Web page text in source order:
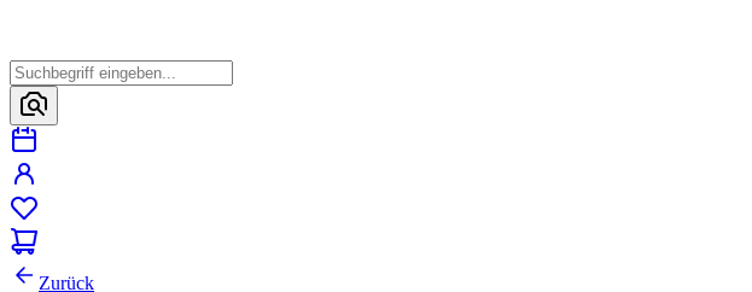
Zurück